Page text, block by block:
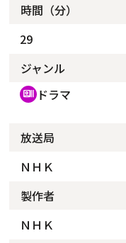
時間（分）
29
ジャンル
recent_actors ドラマ
放送局
ＮＨＫ
製作者
ＮＨＫ